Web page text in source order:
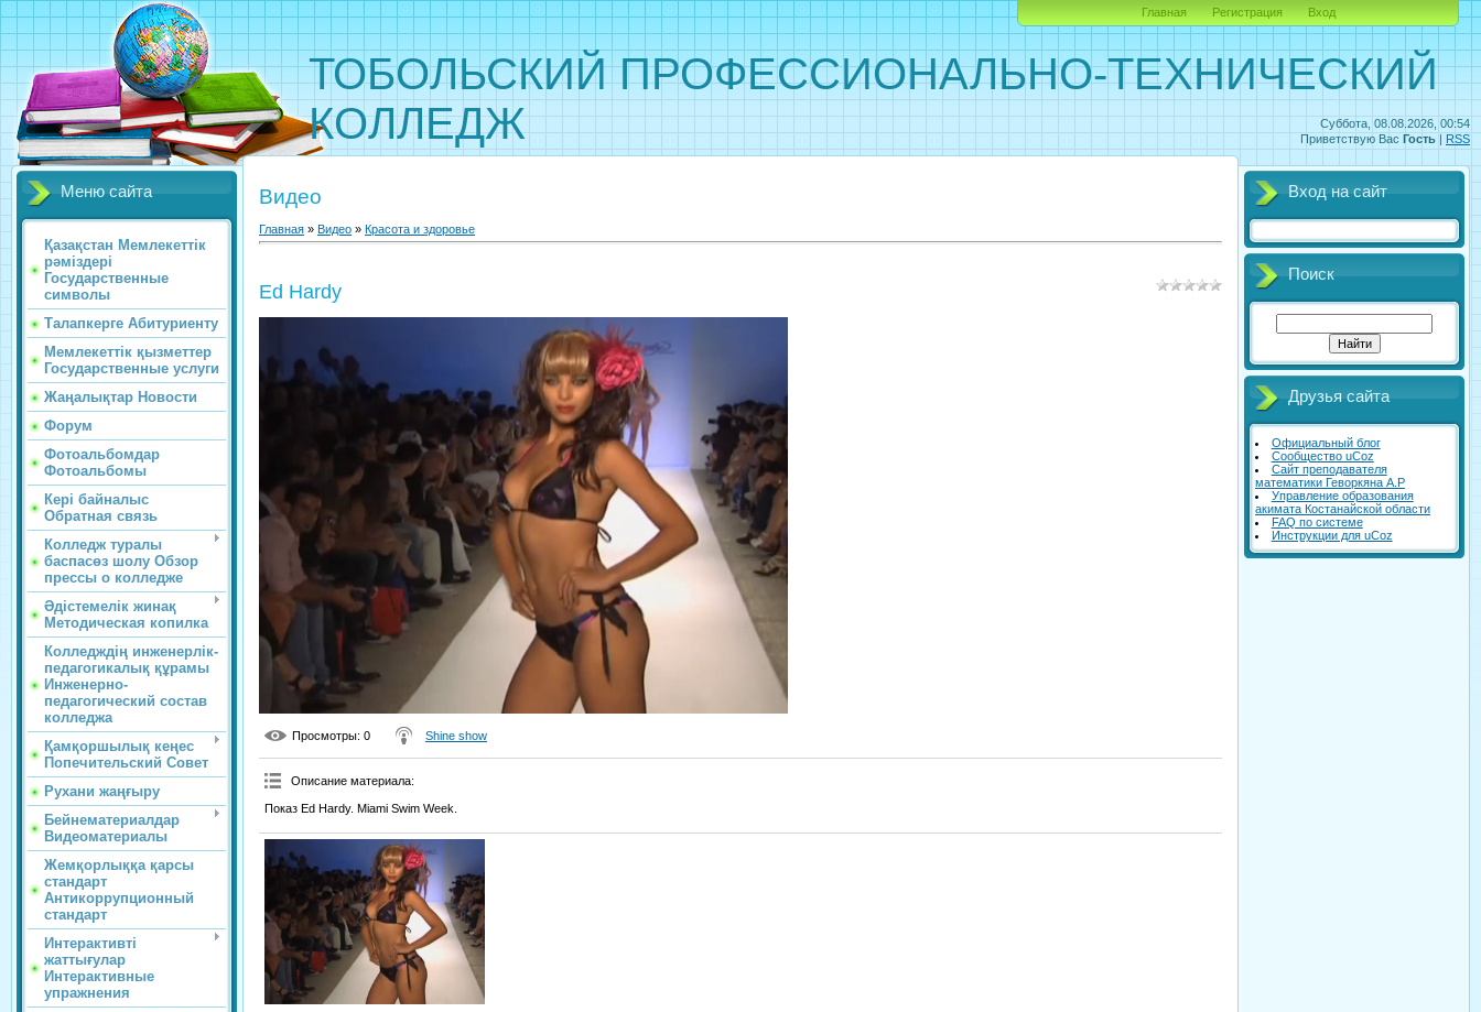
Суббота, 08.08.2026, 00:54
Приветствую Вас Гость | RSS
ТОБОЛЬСКИЙ ПРОФЕССИОНАЛЬНО-ТЕХНИЧЕСКИЙ
КОЛЛЕДЖ
Главная Регистрация Вход
Меню сайта
Қазақстан Мемлекеттік
рәміздері
Государственные
символы
Талапкерге Абитуриенту
Мемлекеттік қызметтер
Государственные услуги
Жаңалықтар Новости
Форум
Фотоальбомдар
Фотоальбомы
Кері байналыс
Обратная связь
Колледж туралы
баспасөз шолу Обзор
прессы о колледже
Әдістемелік жинақ
Методическая копилка
Колледждің инженерлік-
педагогикалық құрамы
Инженерно-
педагогический состав
колледжа
Қамқоршылық кеңес
Попечительский Совет
Рухани жаңғыру
Бейнематериалдар
Видеоматериалы
Жемқорлыққа қарсы
стандарт
Антикоррупционный
стандарт
Интерактивті
жаттығулар
Интерактивные
упражнения
Видео
Главная » Видео » Красота и здоровье
Ed Hardy
Просмотры: 0 Shine show
Описание материала:
Показ Ed Hardy. Miami Swim Week.
Вход на сайт
Поиск
Друзья сайта
Официальный блог
Сообщество uCoz
Сайт преподавателя
математики Геворкяна А.Р
Управление образования
акимата Костанайской области
FAQ по системе
Инструкции для uCoz